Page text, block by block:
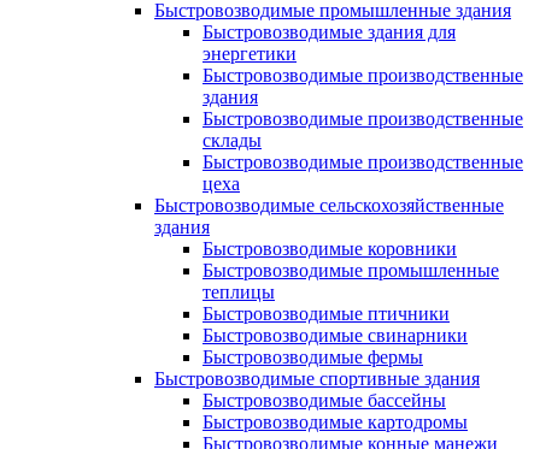
Быстровозводимые промышленные здания
Быстровозводимые здания для
энергетики
Быстровозводимые производственные
здания
Быстровозводимые производственные
склады
Быстровозводимые производственные
цеха
Быстровозводимые сельскохозяйственные
здания
Быстровозводимые коровники
Быстровозводимые промышленные
теплицы
Быстровозводимые птичники
Быстровозводимые свинарники
Быстровозводимые фермы
Быстровозводимые спортивные здания
Быстровозводимые бассейны
Быстровозводимые картодромы
Быстровозводимые конные манежи